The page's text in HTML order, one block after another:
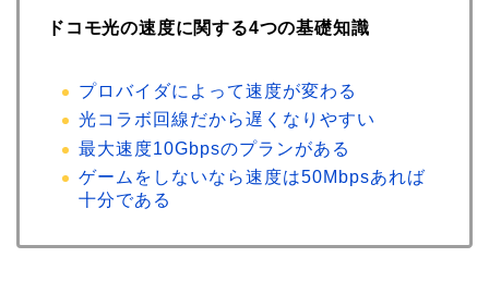
ドコモ光の速度に関する4つの基礎知識
プロバイダによって速度が変わる
光コラボ回線だから遅くなりやすい
最大速度10Gbpsのプランがある
ゲームをしないなら速度は50Mbpsあれば
十分である